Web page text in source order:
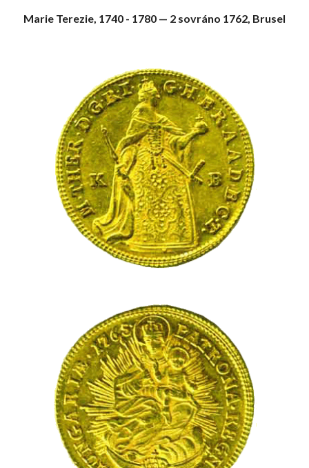
Marie Terezie, 1740 - 1780 — 2 sovráno 1762, Brusel